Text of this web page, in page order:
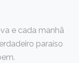
e cada manhã
paraíso